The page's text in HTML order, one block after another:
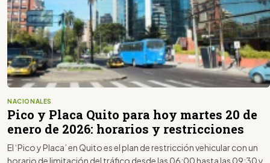
NACIONALES
Pico y Placa Quito para hoy martes 20 de
enero de 2026: horarios y restricciones
El ‘Pico y Placa’ en Quito es el plan de restricción vehicular con un
horario de limitación del tráfico desde las 06:00 hasta las 09:30 y